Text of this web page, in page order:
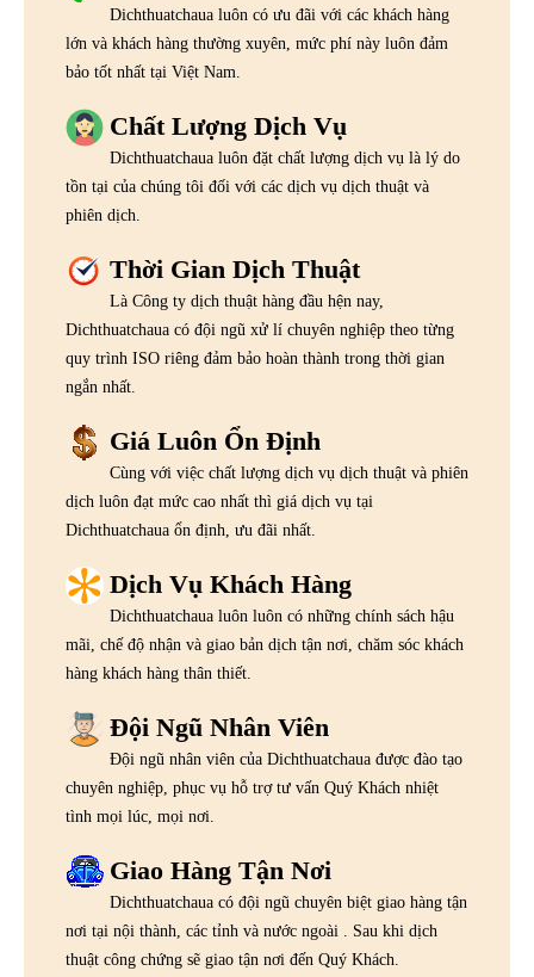
Dichthuatchaua luôn có ưu đãi với các khách hàng
lớn và khách hàng thường xuyên, mức phí này luôn đảm
bảo tốt nhất tại Việt Nam.
Chất Lượng Dịch Vụ
Dichthuatchaua luôn đặt chất lượng dịch vụ là lý do
tồn tại của chúng tôi đối với các dịch vụ dịch thuật và
phiên dịch.
Thời Gian Dịch Thuật
Là Công ty dịch thuật hàng đầu hện nay,
Dichthuatchaua có đội ngũ xử lí chuyên nghiệp theo từng
quy trình ISO riêng đảm bảo hoàn thành trong thời gian
ngắn nhất.
Giá Luôn Ổn Định
Cùng với việc chất lượng dịch vụ dịch thuật và phiên
dịch luôn đạt mức cao nhất thì giá dịch vụ tại
Dichthuatchaua ổn định, ưu đãi nhất.
Dịch Vụ Khách Hàng
Dichthuatchaua luôn luôn có những chính sách hậu
mãi, chế độ nhận và giao bản dịch tận nơi, chăm sóc khách
hàng khách hàng thân thiết.
Đội Ngũ Nhân Viên
Đội ngũ nhân viên của Dichthuatchaua được đào tạo
chuyên nghiệp, phục vụ hỗ trợ tư vấn Quý Khách nhiệt
tình mọi lúc, mọi nơi.
Giao Hàng Tận Nơi
Dichthuatchaua có đội ngũ chuyên biệt giao hàng tận
nơi tại nội thành, các tỉnh và nước ngoài . Sau khi dịch
thuật công chứng sẽ giao tận nơi đến Quý Khách.